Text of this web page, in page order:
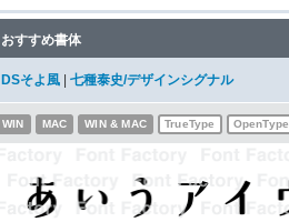
おすすめ書体
DSそよ風 七種泰史/デザインシグナル
WIN MAC WIN & MAC TrueType OpenType